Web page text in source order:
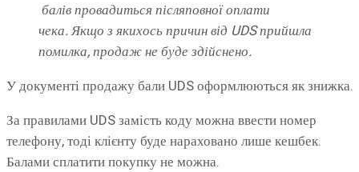
балів провадиться післяповної оплати
чека. Якщо з якихось причин від UDS прийшла
помилка, продаж не буде здійснено.
У документі продажу бали UDS оформлюються як знижка.
За правилами UDS замість коду можна ввести номер
телефону, тоді клієнту буде нараховано лише кешбек.
Балами сплатити покупку не можна.